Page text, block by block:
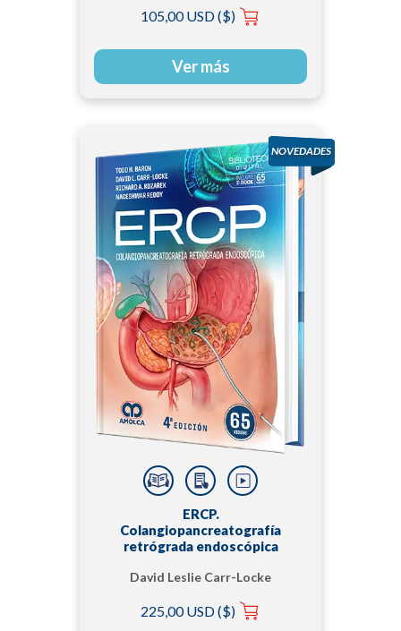
105,00 USD ($)
Ver más
ERCP.
Colangiopancreatografía
retrógrada endoscópica
David Leslie Carr-Locke
Richard A. Kozarek |
225,00 USD ($)